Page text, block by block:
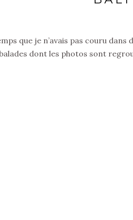
que je n’avais pas couru
dont les photos sont